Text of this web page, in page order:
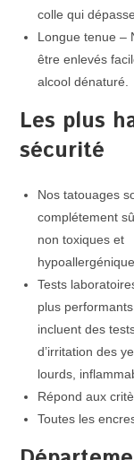
colle qui
Longue tenue –
être enlevés
alcool dénaturé.
Les plus
sécurité
Nos tatouages
complétement
non toxiques et
Tests
plus
incluent des
d’irritation des
lourds,
Répond aux
Toutes les